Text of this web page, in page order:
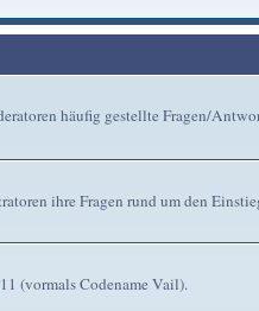
häufig gestellte Fragen/
ihre Fragen rund um den
(vormals Codename Vail).